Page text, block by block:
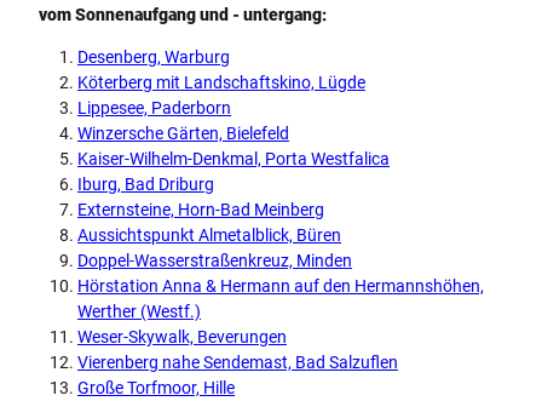
vom Sonnenaufgang und - untergang:
Desenberg, Warburg
Köterberg mit Landschaftskino, Lügde
Lippesee, Paderborn
Winzersche Gärten, Bielefeld
Kaiser-Wilhelm-Denkmal, Porta Westfalica
Iburg, Bad Driburg
Externsteine, Horn-Bad Meinberg
Aussichtspunkt Almetalblick, Büren
Doppel-Wasserstraßenkreuz, Minden
Hörstation Anna & Hermann auf den Hermannshöhen,
Werther (Westf.)
Weser-Skywalk, Beverungen
Vierenberg nahe Sendemast, Bad Salzuflen
Große Torfmoor, Hille